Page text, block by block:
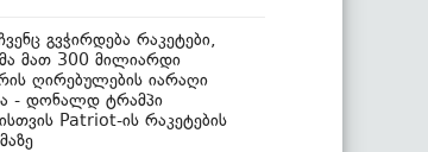
გვჭირდება რაკეტები,
მათ 300 მილიარდი
ღირებულების იარაღი
- დონალდ ტრამპი
Patriot-ის რაკეტების